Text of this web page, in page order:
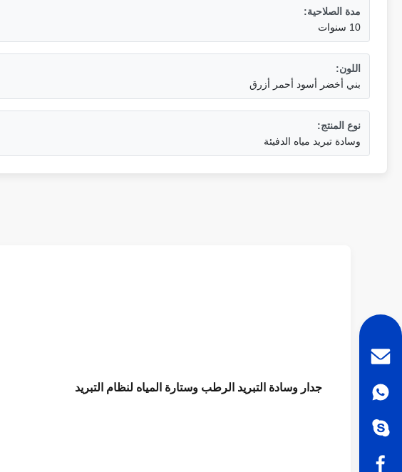
مدة الصلاحية:
10 سنوات
اللون:
بني أخضر أسود أحمر أزرق
نوع المنتج:
وسادة تبريد مياه الدفيئة
جدار وسادة التبريد الرطب وستارة المياه لنظام التبريد